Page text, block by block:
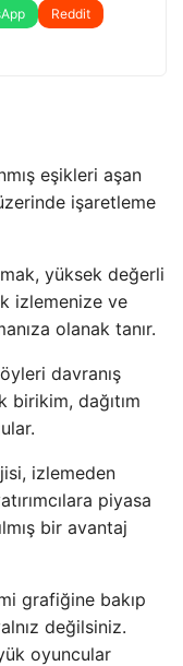
Reddit
eşikleri aşan
işaretleme
yüksek değerli
izlemenize ve
olanak tanır.
davranış
birikim, dağıtım
izlemeden
piyasa
bir avantaj
grafiğine bakıp
değilsiniz.
oyuncular